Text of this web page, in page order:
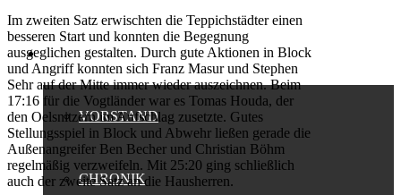
VEREIN
VORSTAND
CHRONIK
Im zweiten Satz erwischten die Teppichstädter einen
besseren Start und konnten die Begegnung
ausgeglichen gestalten. Durch gute Aktionen in Block
und Angriff konnten sich Franz Masur und Stephen
Sehr auf der Mitte immer wieder auszeichnen. Beim
17:16 für die Vogtländer war es Tomas Houda, der
den Oelsnitzern im Aufschlag zusetzte. Gutes
Stellungsspiel in Block und Abwehr ließen gerade die
Außenangreifer Ben Becher und Christian Böhm
regelmäßig verzweifeln. Mit 25:20 ging schließlich
auch der zweite Satz an die Hausherren.